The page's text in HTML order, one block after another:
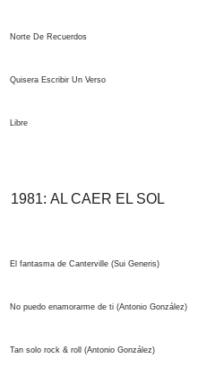
Norte De Recuerdos
Quisera Escribir Un Verso
Libre
1981: AL CAER EL SOL
El fantasma de Canterville (Sui Generis)
No puedo enamorarme de ti (Antonio González)
Tan solo rock & roll (Antonio González)